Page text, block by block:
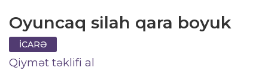
Oyuncaq silah qara boyuk
İCARƏ
Qiymət təklifi al